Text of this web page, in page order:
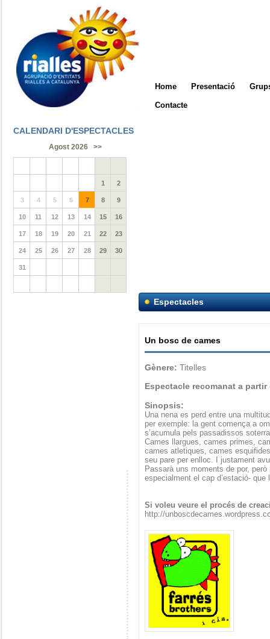
Home Presentació
Contacte
CALENDARI D'ESPECTACLES
Agost 2026 >>
1 2
3 4 5 6 7 8 9
10 11 12 13 14 15 16
17 18 19 20 21 22 23
24 25 26 27 28 29 30
31
Espectacles
Un bosc de cames
Gènere: Titelles
Espectacle recomanat a partir
Sinopsis:
Una nena es perd entre una
per exemple: la gent comença a
s’acumula pels passadissos
Cames llargues, cames primes,
cames atletiques, cames
seu pare per enlloc. I justament
Passarà uns moments de por,
especialment el cap d’estació- que
Si voleu veure el procés de
http://